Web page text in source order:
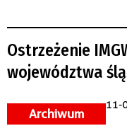
Ostrzeżenie
województwa
Archiwum
11-